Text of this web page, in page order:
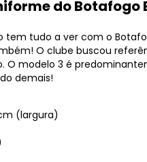
do Botafogo
tudo a ver com o
O clube buscou
O modelo 3 é
demais!
(largura)